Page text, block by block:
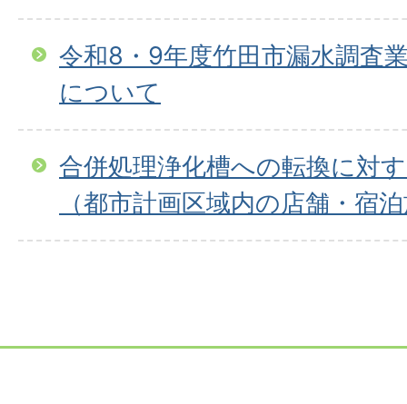
令和8・9年度竹田市漏水調査
について
合併処理浄化槽への転換に対
（都市計画区域内の店舗・宿